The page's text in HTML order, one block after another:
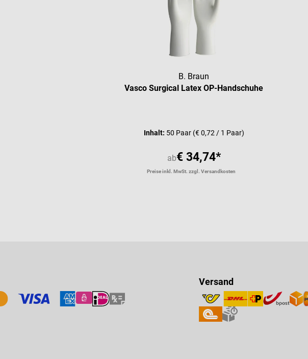
B. Braun
Vasco Surgical Latex OP-Handschuhe
Inhalt: 50 Paar (€ 0,72 / 1 Paar)
ab€ 34,74*
Preise inkl. MwSt. zzgl. Versandkosten
Versand